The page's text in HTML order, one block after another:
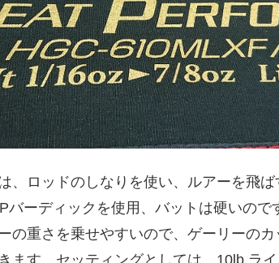
、ロッドのしなりを使い、ルアーを飛
バーディックを使用、バットは硬いので
の重さを乗せやすいので、ゲーリーの
ます、セッティングとしては、10lb.ライ